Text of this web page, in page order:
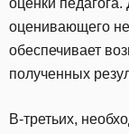
оценки педагога.
оценивающего
обеспечивает
полученных
В-третьих,